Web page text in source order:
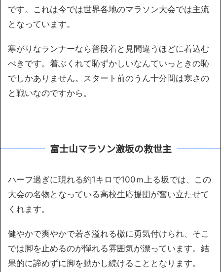
です。これは今では世界各地のマラソン大会では主流
となっています。
寒がりなランナーなら普段着と見間違うほどに着込む
べきです。着ぶくれて恥ずかしいなんていっときの恥
でしかありません。スタート前のうん十分間は寒さの
と戦いなのですから。
富士山マラソン激坂の救世主
ハーフ過ぎに現れる約1キロで100ｍ上る坂では、この
大会の名物となっている高校生応援団が奮い立たせて
くれます。
健やかで爽やかで若さ溢れる檄に勇気付けられ、そこ
では脚を止めるのが憚れる雰囲気が漂っています。結
果的に諦めずに脚を動かし続けることとなります。